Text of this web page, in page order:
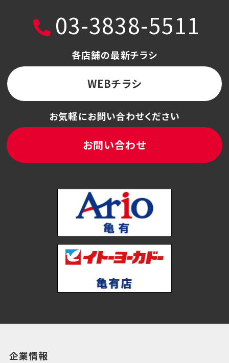
03-3838-5511
各店舗の最新チラシ
WEBチラシ
お気軽にお問い合わせください
お問い合わせ
企業情報